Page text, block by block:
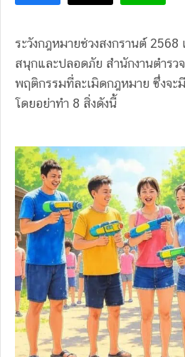
ระวังกฎหมายช่วงสงกรานต์ 2568
สนุกและปลอดภัย สำนักงานตำรว
พฤติกรรมที่ละเมิดกฎหมาย ซึ่งจะ
โดยอย่าทำ 8 สิ่งดังนี้